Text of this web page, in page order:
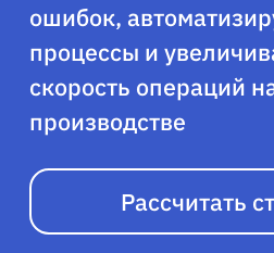
ошибок,
процессы и
скорость операций
производстве
Рассчитать